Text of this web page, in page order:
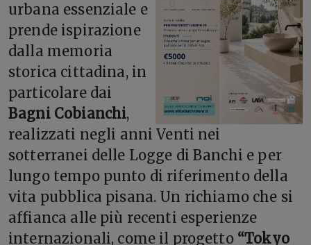
urbana essenziale e
prende ispirazione
dalla memoria
storica cittadina, in
particolare dai
Bagni Cobianchi,
realizzati negli anni Venti nei
sotterranei delle Logge di Banchi e per
lungo tempo punto di riferimento della
vita pubblica pisana. Un richiamo che si
affianca alle più recenti esperienze
internazionali, come il progetto “Tokyo